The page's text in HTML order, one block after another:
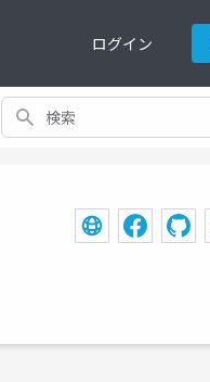
ログイン
検索